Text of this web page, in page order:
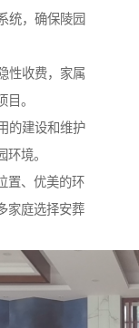
统，确保陵园
性收费，家属
。
的建设和维护
境。
置、优美的环
家庭选择安葬